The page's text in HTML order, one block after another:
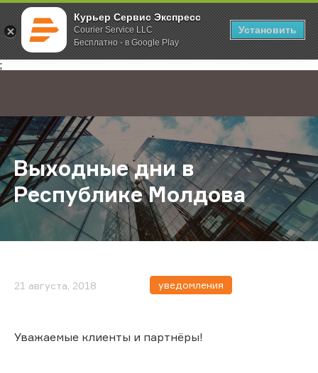
Курьер Сервис Экспресс
Courier Service LLC
Бесплатно - в Google Play
Установить
;
Главная О компании Новости Выходные дни в Республике
Выходные дни в
Республике Молдова
21 августа, 2018 уведомления
Уважаемые клиенты и партнёры!